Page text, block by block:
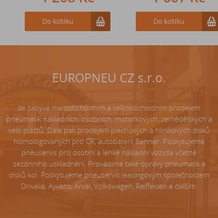
Do košíku Do košíku
Do košíku
EUROPNEU CZ s.r.o.
se zabývá maloobchodním a velkoobchodním prodejem
pneumatik nákladních, osobních, motorkových, zemědělských a
velo plášťů. Dále pak prodejem plechových a hliníkových disků
homologovaných pro ČR, autobaterií Banner. Poskytujeme
pneuservis pro osobní a lehké nákladní vozidla včetně
sezónního uskladnění. Provádíme také opravy pneumatik a
disků kol. Poskytujeme pneuservis leasingovým společnostem
Drivalia, Ayvens, Arval, Volkswagen, Reiffeisen a dalším.